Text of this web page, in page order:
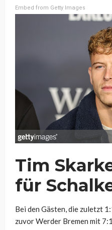
Embed from Getty Images
Tim
für
Bei den Gästen, die zuletzt
zuvor Werder Bremen mit